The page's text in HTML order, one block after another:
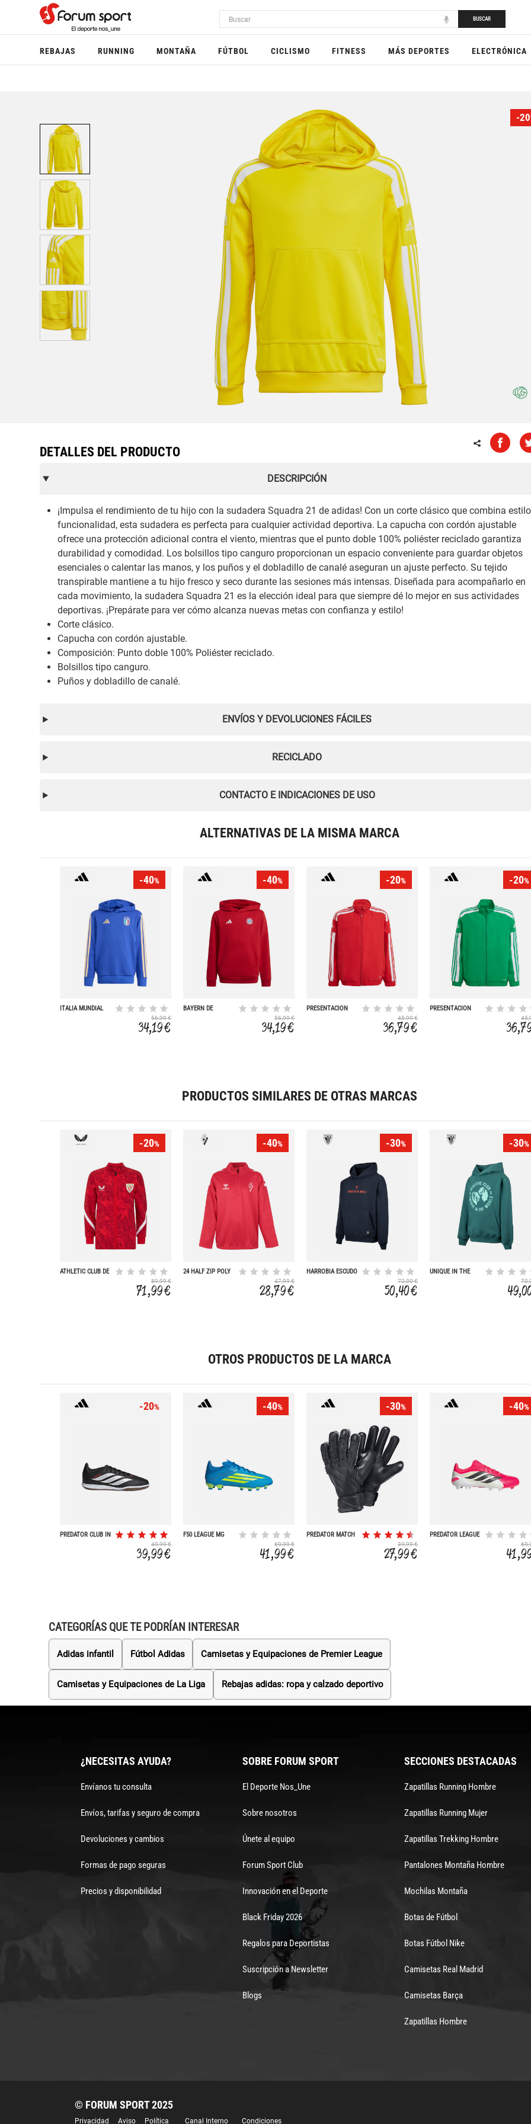
BUSCAR
REBAJAS RUNNING MONTAÑA FÚTBOL CICLISMO FITNESS MÁS DEPORTES ELECTRÓNICA
-20
DETALLES DEL PRODUCTO
DESCRIPCIÓN
¡Impulsa el rendimiento de tu hijo con la sudadera Squadra 21 de adidas! Con un corte clásico que combina
funcionalidad, esta sudadera es perfecta para cualquier actividad deportiva. La capucha con cordón ajustable
ofrece una protección adicional contra el viento, mientras que el punto doble 100% poliéster reciclado garantiza
durabilidad y comodidad. Los bolsillos tipo canguro proporcionan un espacio conveniente para guardar objetos
esenciales o calentar las manos, y los puños y el dobladillo de canalé aseguran un ajuste perfecto. Su tejido
transpirable mantiene a tu hijo fresco y seco durante las sesiones más intensas. Diseñada para acompañarlo en
cada movimiento, la sudadera Squadra 21 es la elección ideal para que siempre dé lo mejor en sus actividades
deportivas. ¡Prepárate para ver cómo alcanza nuevas metas con confianza y estilo!
Corte clásico.
Capucha con cordón ajustable.
Composición: Punto doble 100% Poliéster reciclado.
Bolsillos tipo canguro.
Puños y dobladillo de canalé.
ENVÍOS Y DEVOLUCIONES FÁCILES
RECICLADO
CONTACTO E INDICACIONES DE USO
ALTERNATIVAS DE LA MISMA MARCA
-40%
ITALIA MUNDIAL
56,99 €
34,19 €
-40%
BAYERN DE
56,99 €
34,19 €
-20%
PRESENTACIÓN
45,99 €
36,79 €
-20%
PRESENTACIÓN
PRODUCTOS SIMILARES DE OTRAS MARCAS
-20%
ATHLETIC CLUB DE
89,99 €
71,99 €
-40%
24 HALF ZIP POLY
47,99 €
28,79 €
-30%
HARROBIA ESCUDO
72,00 €
50,40 €
-30%
UNIQUE IN THE
OTROS PRODUCTOS DE LA MARCA
-20%
PREDATOR CLUB IN
49,99 €
39,99 €
-40%
F50 LEAGUE MG
69,99 €
41,99 €
-30%
PREDATOR MATCH
39,99 €
27,99 €
-40%
PREDATOR LEAGUE
CATEGORÍAS QUE TE PODRÍAN INTERESAR
Adidas infantil Fútbol Adidas Camisetas y Equipaciones de Premier League
Camisetas y Equipaciones de La Liga Rebajas adidas: ropa y calzado deportivo
¿NECESITAS AYUDA?
Envíanos tu consulta
Envíos, tarifas y seguro de compra
Devoluciones y cambios
Formas de pago seguras
Precios y disponibilidad
SOBRE FORUM SPORT
El Deporte Nos_Une
Sobre nosotros
Únete al equipo
Forum Sport Club
Innovación en el Deporte
Black Friday 2026
Regalos para Deportistas
Suscripción a Newsletter
Blogs
SECCIONES DESTACADAS
Zapatillas Running Hombre
Zapatillas Running Mujer
Zapatillas Trekking Hombre
Pantalones Montaña Hombre
Mochilas Montaña
Botas de Fútbol
Botas Fútbol Nike
Camisetas Real Madrid
Camisetas Barça
Zapatillas Hombre
© FORUM SPORT 2025
Privacidad Aviso Política Canal Interno Condiciones